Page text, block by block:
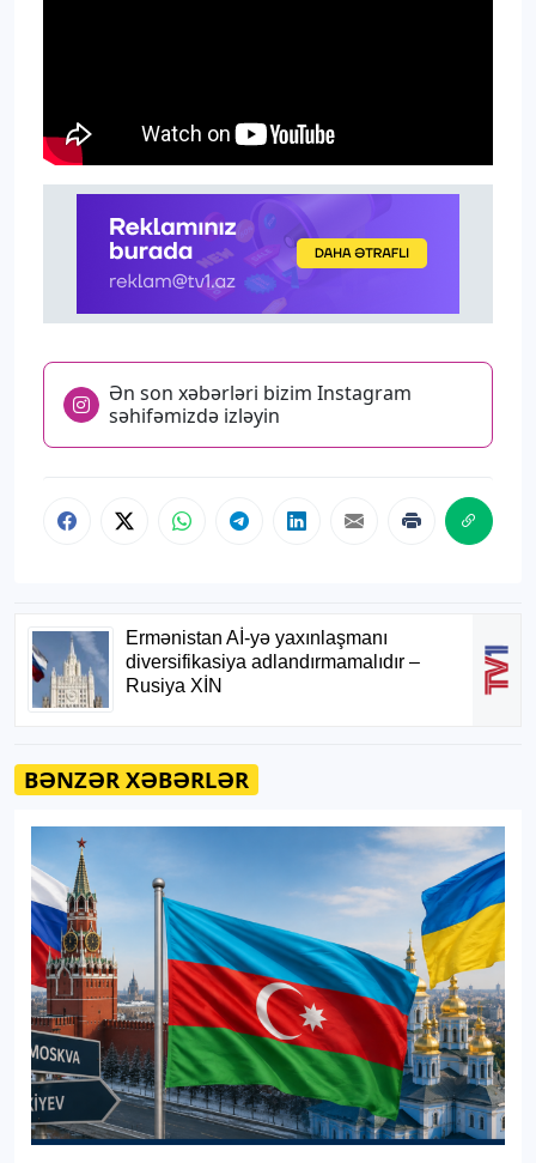
Ən son xəbərləri bizim Instagram
səhifəmizdə izləyin
BƏNZƏR XƏBƏRLƏR